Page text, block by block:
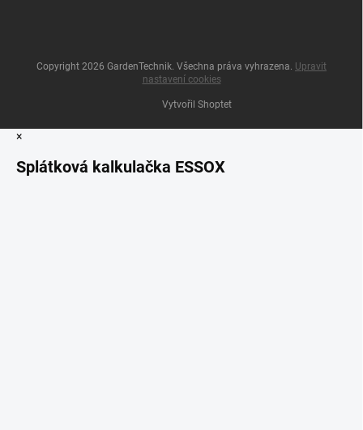
Vytvořil Shoptet
Copyright 2026 GardenTechnik. Všechna práva vyhrazena. Upravit
nastavení cookies
×
Splátková kalkulačka ESSOX